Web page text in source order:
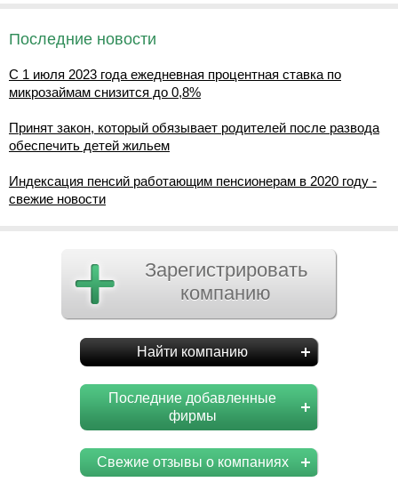
Последние новости
С 1 июля 2023 года ежедневная процентная ставка по
микрозаймам снизится до 0,8%
Принят закон, который обязывает родителей после развода
обеспечить детей жильем
Индексация пенсий работающим пенсионерам в 2020 году -
свежие новости
Зарегистрировать
компанию
Найти компанию
Последние добавленные
фирмы
Свежие отзывы о компаниях